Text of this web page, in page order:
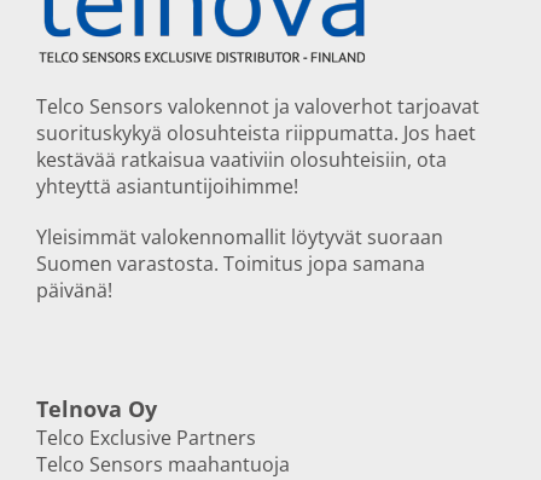
Telco Sensors valokennot ja valoverhot tarjoavat
suorituskykyä olosuhteista riippumatta. Jos haet
kestävää ratkaisua vaativiin olosuhteisiin, ota
yhteyttä asiantuntijoihimme!
Yleisimmät valokennomallit löytyvät suoraan
Suomen varastosta. Toimitus jopa samana
päivänä!
Telnova Oy
Telco Exclusive Partners
Telco Sensors maahantuoja